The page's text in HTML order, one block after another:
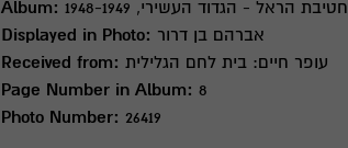
Album:
חטיבת הראל - הגדוד העשירי, 1948-1949
Displayed in Photo:
אברהם בן דרור
Received from:
עופר חיים: בית לחם הגלילית
Page Number in Album: 8
Photo Number: 26419